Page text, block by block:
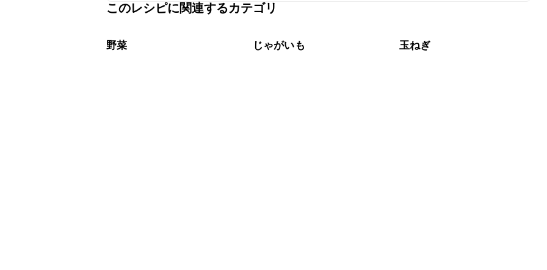
保存期間は冷蔵で翌日中が目安です。なるべくお早めにお召し上がりください。
※日持ちは目安です。
このレシピに関連するカテゴリ
野菜 じゃがいも 玉ねぎ